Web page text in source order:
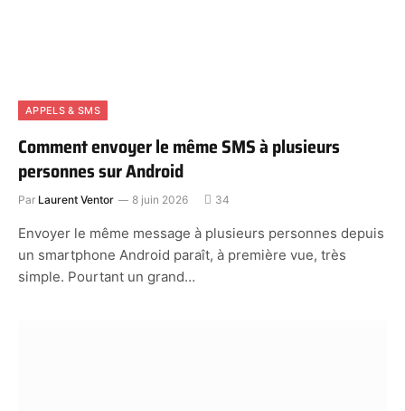
APPELS & SMS
Comment envoyer le même SMS à plusieurs
personnes sur Android
Par Laurent Ventor 8 juin 2026 34
Envoyer le même message à plusieurs personnes depuis
un smartphone Android paraît, à première vue, très
simple. Pourtant un grand…